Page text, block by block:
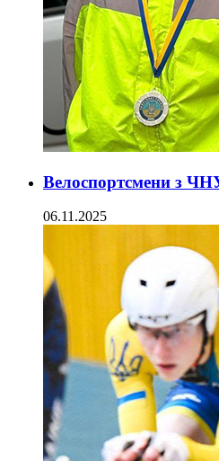
Велоспортсмени з
06.11.2025